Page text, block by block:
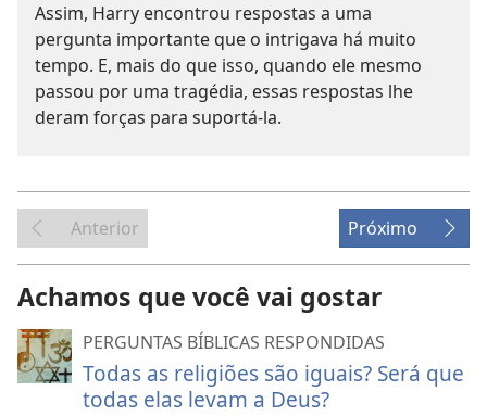
Assim, Harry encontrou respostas a uma
pergunta importante que o intrigava há muito
tempo. E, mais do que isso, quando ele mesmo
passou por uma tragédia, essas respostas lhe
deram forças para suportá-la.
Anterior Próximo
Achamos que você vai gostar
PERGUNTAS BÍBLICAS RESPONDIDAS
Todas as religiões são iguais? Será que
todas elas levam a Deus?